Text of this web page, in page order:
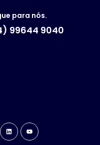
para nós.
99644 9040